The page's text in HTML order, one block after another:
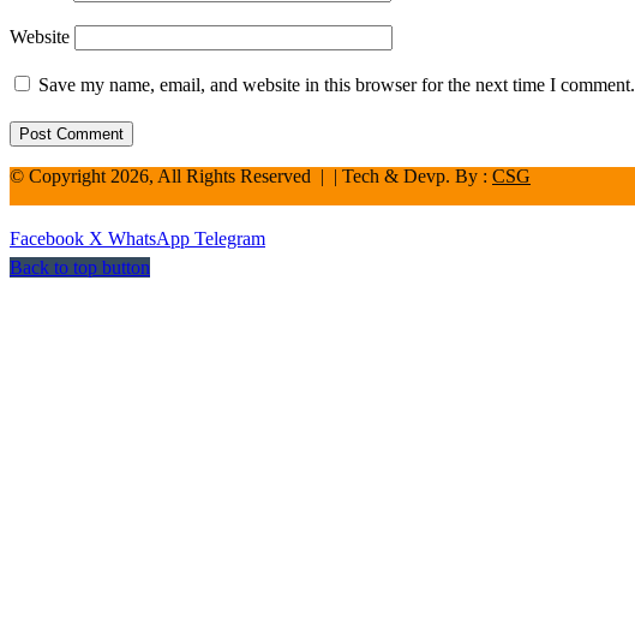
Website
Save my name, email, and website in this browser for the next time I comment.
© Copyright 2026, All Rights Reserved | | Tech & Devp. By : CSG
Facebook X WhatsApp Telegram
Back to top button